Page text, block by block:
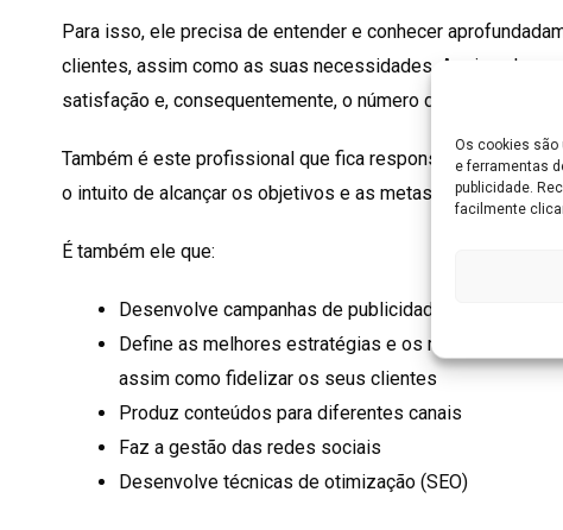
Os cookies são
e ferramentas
publicidade.
facilmente
Para isso, ele precisa de entender e conhecer
clientes, assim como as suas necessidades. Assim, ele
satisfação e, consequentemente, o número de vendas dos
Também é este profissional que fica responsável pela
o intuito de alcançar os objetivos e as metas previamente
É também ele que:
Desenvolve campanhas de publicidade e faz toda a
Define as melhores estratégias e os melhores
assim como fidelizar os seus clientes
Produz conteúdos para diferentes canais
Faz a gestão das redes sociais
Desenvolve técnicas de otimização (SEO)